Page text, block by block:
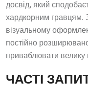
досвід, який
хардкорним гравцям.
візуальному
постійно
приваблювати велику
ЧАСТІ